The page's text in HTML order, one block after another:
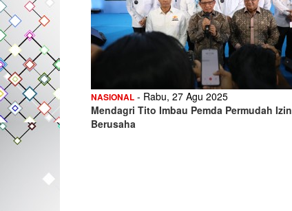
NASIONAL - Rabu, 27 Agu 2025
Mendagri Tito Imbau Pemda Permudah Izin
Berusaha